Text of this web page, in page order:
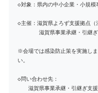
◇対象：県内の中小企業・小規模
◇主催：滋賀県よろず支援拠点（
滋賀県事業承継・引継ぎ
※会場では感染防止策を実施し
い。
◇問い合わせ先：
滋賀県事業承継・引継ぎ支援